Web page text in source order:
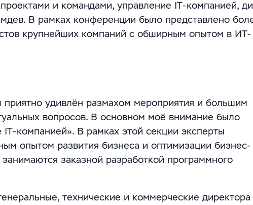
и командами, управление IT-компанией,
В рамках конференции было представлено
крупнейших компаний с обширным опытом в ИТ-
удивлён размахом мероприятия и большим
вопросов. В основном моё внимание было
компанией». В рамках этой секции эксперты
опытом развития бизнеса и оптимизации бизнес-
заказной разработкой программного
технические и коммерческие директора